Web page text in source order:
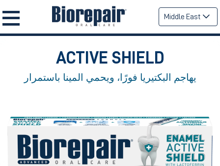
Middle East
ACTIVE SHIELD
يهاجم البكتيريا فورًا، ويحمي المينا باستمرار